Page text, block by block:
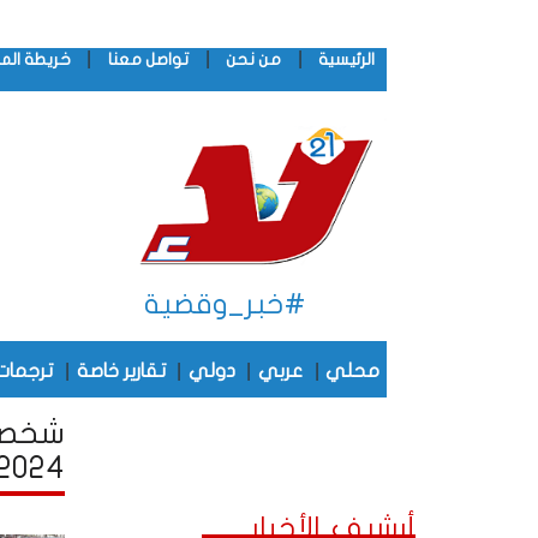
الرئيسية من نحن تواصل معنا خريطة
#خبر_وقضية
محلي عربي دولي تقارير خاصة
أرشيف الأخبار